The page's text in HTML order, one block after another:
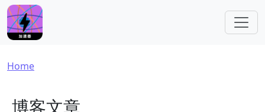
Skip to main content
Breadcrumb
Home
博客文章